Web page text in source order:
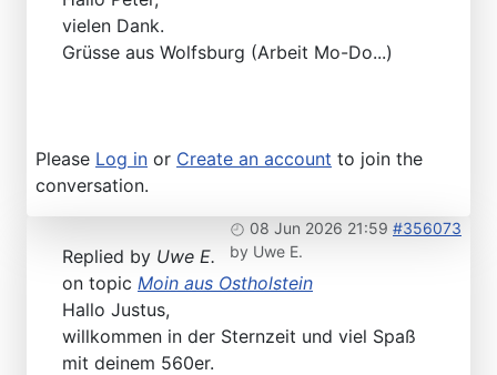
vielen Dank.
Grüsse aus Wolfsburg (Arbeit Mo-Do...)
Please Log in or Create an account to join the
conversation.
08 Jun 2026 21:59 #356073
by Uwe E.
Replied by Uwe E.
on topic Moin aus Ostholstein
Hallo Justus,
willkommen in der Sternzeit und viel Spaß
mit deinem 560er.